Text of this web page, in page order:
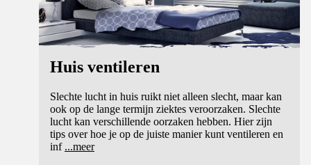
Huis ventileren
Slechte lucht in huis ruikt niet alleen slecht, maar kan
ook op de lange termijn ziektes veroorzaken. Slechte
lucht kan verschillende oorzaken hebben. Hier zijn
tips over hoe je op de juiste manier kunt ventileren en
inf ...meer